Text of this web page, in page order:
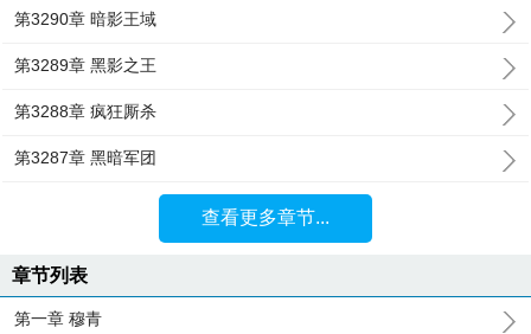
第3290章 暗影王域
第3289章 黑影之王
第3288章 疯狂厮杀
第3287章 黑暗军团
查看更多章节...
章节列表
第一章 穆青